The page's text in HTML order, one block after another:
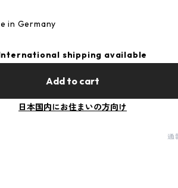
in Germany
shipping available
Add to cart
日本国内にお住まいの方向け
通